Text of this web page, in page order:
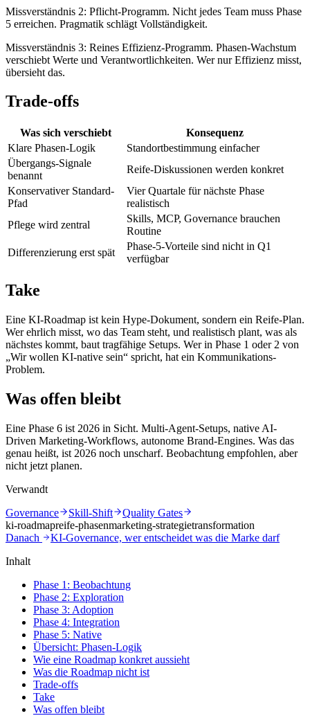
Missverständnis 2: Pflicht-Programm. Nicht jedes Team muss Phase
5 erreichen. Pragmatik schlägt Vollständigkeit.
Missverständnis 3: Reines Effizienz-Programm. Phasen-Wachstum
verschiebt Werte und Verantwortlichkeiten. Wer nur Effizienz misst,
übersieht das.
Trade-offs
Was sich verschiebt
Konsequenz
Klare Phasen-Logik
Standortbestimmung einfacher
Übergangs-Signale
benannt
Reife-Diskussionen werden konkret
Konservativer Standard-
Pfad
Vier Quartale für nächste Phase
realistisch
Pflege wird zentral
Skills, MCP, Governance brauchen
Routine
Differenzierung erst spät
Phase-5-Vorteile sind nicht in Q1
verfügbar
Take
Eine KI-Roadmap ist kein Hype-Dokument, sondern ein Reife-Plan.
Wer ehrlich misst, wo das Team steht, und realistisch plant, was als
nächstes kommt, baut tragfähige Setups. Wer in Phase 1 oder 2 von
„Wir wollen KI-native sein“ spricht, hat ein Kommunikations-
Problem.
Was offen bleibt
Eine Phase 6 ist 2026 in Sicht. Multi-Agent-Setups, native AI-
Driven Marketing-Workflows, autonome Brand-Engines. Was das
genau heißt, ist 2026 noch unscharf. Beobachtung empfohlen, aber
nicht jetzt planen.
Verwandt
Governance
Skill-Shift
Quality Gates
ki-roadmapreife-phasenmarketing-strategietransformation
Danach
KI-Governance, wer entscheidet was die Marke darf
Inhalt
Phase 1: Beobachtung
Phase 2: Exploration
Phase 3: Adoption
Phase 4: Integration
Phase 5: Native
Übersicht: Phasen-Logik
Wie eine Roadmap konkret aussieht
Was die Roadmap nicht ist
Trade-offs
Take
Was offen bleibt